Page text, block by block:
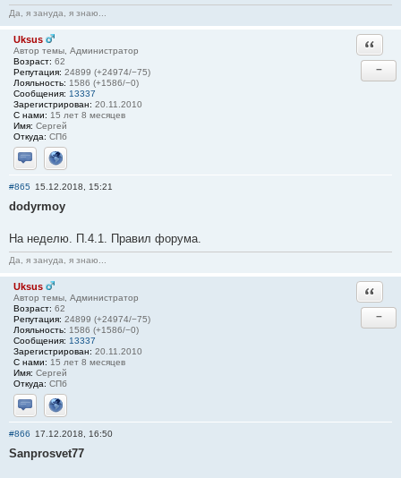
Да, я зануда, я знаю...
Uksus
Автор темы, Администратор
Возраст: 62
Репутация: 24899 (+24974/−75)
Лояльность: 1586 (+1586/−0)
Сообщения: 13337
Зарегистрирован: 20.11.2010
С нами: 15 лет 8 месяцев
Имя: Сергей
Откуда: СПб
Отправить личное сообщение
Сайт
−
#865 15.12.2018, 15:21
dodyrmoy
На неделю. П.4.1. Правил форума.
Да, я зануда, я знаю...
Uksus
Автор темы, Администратор
Возраст: 62
Репутация: 24899 (+24974/−75)
Лояльность: 1586 (+1586/−0)
Сообщения: 13337
Зарегистрирован: 20.11.2010
С нами: 15 лет 8 месяцев
Имя: Сергей
Откуда: СПб
Отправить личное сообщение
Сайт
−
#866 17.12.2018, 16:50
Sanprosvet77